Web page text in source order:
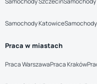
Samochody Katowice
Praca w miastach
Praca WarszawaPraca Kraków